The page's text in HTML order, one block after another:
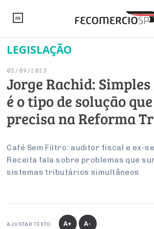
NOTÍCIAS
Artigos
Institucional
PROJETOS ESPECIAIS:
UM BRASIL
Economia
Pesquisas
Brasil
Internacional
Inteligência Artificial
Legislação
Trabalho
Empresas
Negócios
Varejo
ESG
Últimas Notícias
PESQUISAS
FALE CONOSCO
INSTITUCIONAL
Sobre
Negociações Coletivas
Conselho de Turismo
Conselho de Emprego e Relações do Trabalho
EMPRESAS
LEGISLAÇÃO
05/09/2023
Jorge Rachid:
é o tipo de solução
precisa na Reforma
Café Sem Filtro: auditor fiscal e ex-
Receita fala sobre problemas que
sistemas tributários simultâneos
AJUSTAR TEXTO A+ A-